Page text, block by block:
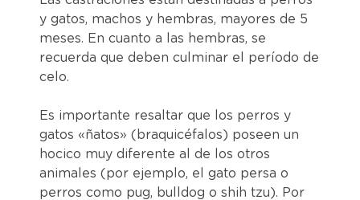
y gatos, machos y hembras, mayores de 5
meses. En cuanto a las hembras, se
recuerda que deben culminar el período de
celo.
Es importante resaltar que los perros y
gatos «ñatos» (braquicéfalos) poseen un
hocico muy diferente al de los otros
animales (por ejemplo, el gato persa o
perros como pug, bulldog o shih tzu). Por